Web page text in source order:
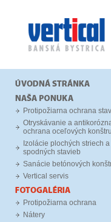
Protipožiarna ochrana
Otryskávanie a
ochrana oceľových
Izolácie plochých striech a
spodných stavieb
Sanácie betónových
Vertical servis
Protipožiarna ochrana
Nátery